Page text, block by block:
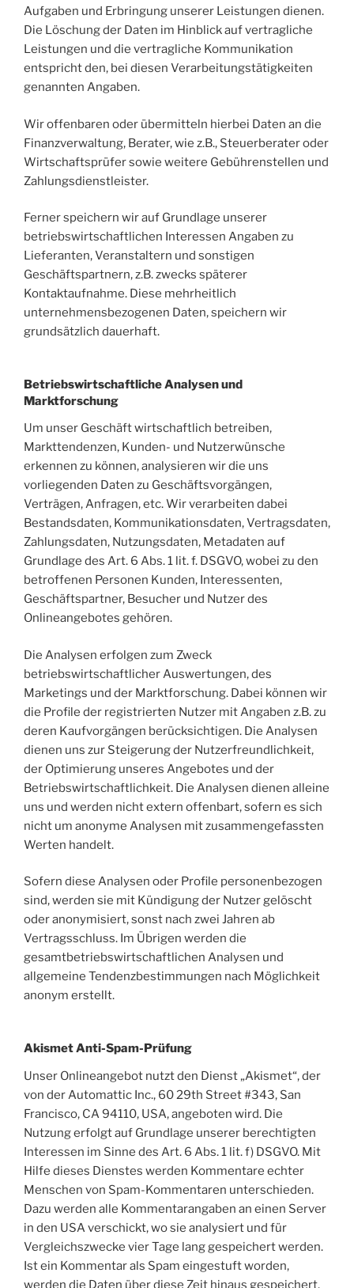
Aufgaben und Erbringung unserer Leistungen dienen.
Die Löschung der Daten im Hinblick auf vertragliche
Leistungen und die vertragliche Kommunikation
entspricht den, bei diesen Verarbeitungstätigkeiten
genannten Angaben.
Wir offenbaren oder übermitteln hierbei Daten an die
Finanzverwaltung, Berater, wie z.B., Steuerberater oder
Wirtschaftsprüfer sowie weitere Gebührenstellen und
Zahlungsdienstleister.
Ferner speichern wir auf Grundlage unserer
betriebswirtschaftlichen Interessen Angaben zu
Lieferanten, Veranstaltern und sonstigen
Geschäftspartnern, z.B. zwecks späterer
Kontaktaufnahme. Diese mehrheitlich
unternehmensbezogenen Daten, speichern wir
grundsätzlich dauerhaft.
Betriebswirtschaftliche Analysen und
Marktforschung
Um unser Geschäft wirtschaftlich betreiben,
Markttendenzen, Kunden- und Nutzerwünsche
erkennen zu können, analysieren wir die uns
vorliegenden Daten zu Geschäftsvorgängen,
Verträgen, Anfragen, etc. Wir verarbeiten dabei
Bestandsdaten, Kommunikationsdaten, Vertragsdaten,
Zahlungsdaten, Nutzungsdaten, Metadaten auf
Grundlage des Art. 6 Abs. 1 lit. f. DSGVO, wobei zu den
betroffenen Personen Kunden, Interessenten,
Geschäftspartner, Besucher und Nutzer des
Onlineangebotes gehören.
Die Analysen erfolgen zum Zweck
betriebswirtschaftlicher Auswertungen, des
Marketings und der Marktforschung. Dabei können wir
die Profile der registrierten Nutzer mit Angaben z.B. zu
deren Kaufvorgängen berücksichtigen. Die Analysen
dienen uns zur Steigerung der Nutzerfreundlichkeit,
der Optimierung unseres Angebotes und der
Betriebswirtschaftlichkeit. Die Analysen dienen alleine
uns und werden nicht extern offenbart, sofern es sich
nicht um anonyme Analysen mit zusammengefassten
Werten handelt.
Sofern diese Analysen oder Profile personenbezogen
sind, werden sie mit Kündigung der Nutzer gelöscht
oder anonymisiert, sonst nach zwei Jahren ab
Vertragsschluss. Im Übrigen werden die
gesamtbetriebswirtschaftlichen Analysen und
allgemeine Tendenzbestimmungen nach Möglichkeit
anonym erstellt.
Akismet Anti-Spam-Prüfung
Unser Onlineangebot nutzt den Dienst „Akismet“, der
von der Automattic Inc., 60 29th Street #343, San
Francisco, CA 94110, USA, angeboten wird. Die
Nutzung erfolgt auf Grundlage unserer berechtigten
Interessen im Sinne des Art. 6 Abs. 1 lit. f) DSGVO. Mit
Hilfe dieses Dienstes werden Kommentare echter
Menschen von Spam-Kommentaren unterschieden.
Dazu werden alle Kommentarangaben an einen Server
in den USA verschickt, wo sie analysiert und für
Vergleichszwecke vier Tage lang gespeichert werden.
Ist ein Kommentar als Spam eingestuft worden,
werden die Daten über diese Zeit hinaus gespeichert.